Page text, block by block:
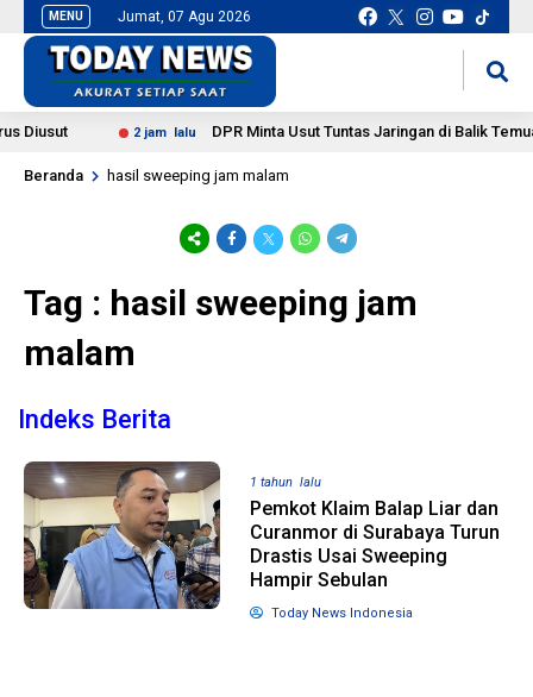
MENU Jumat, 07 Agu 2026
Diusut 2 jam lalu DPR Minta Usut Tuntas Jaringan di Balik
Beranda hasil sweeping jam malam
Tag : hasil sweeping jam
malam
Indeks Berita
1 tahun lalu
Pemkot Klaim Balap Liar dan
Curanmor di Surabaya Turun
Drastis Usai Sweeping
Hampir Sebulan
Today News Indonesia
10 bulan lalu